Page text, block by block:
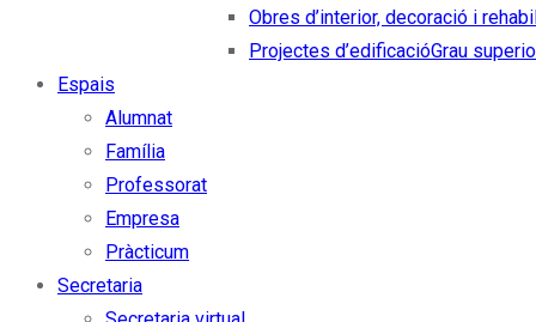
Obres d’interior, decoració i
Projectes d’edificacióGrau
Espais
Alumnat
Família
Professorat
Empresa
Pràcticum
Secretaria